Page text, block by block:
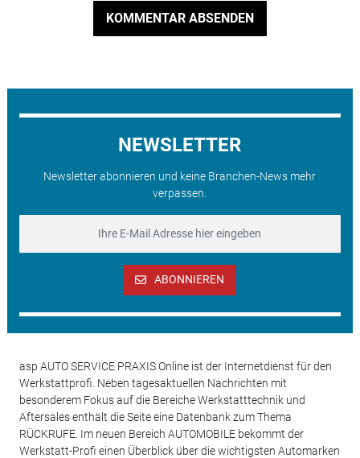
KOMMENTAR ABSENDEN
NEWSLETTER
Newsletter abonnieren und keine Branchen-News mehr
verpassen.
ABONNIEREN
asp AUTO SERVICE PRAXIS Online ist der Internetdienst für den
Werkstattprofi. Neben tagesaktuellen Nachrichten mit
besonderem Fokus auf die Bereiche Werkstatttechnik und
Aftersales enthält die Seite eine Datenbank zum Thema
RÜCKRUFE. Im neuen Bereich AUTOMOBILE bekommt der
Werkstatt-Profi einen Überblick über die wichtigsten Automarken